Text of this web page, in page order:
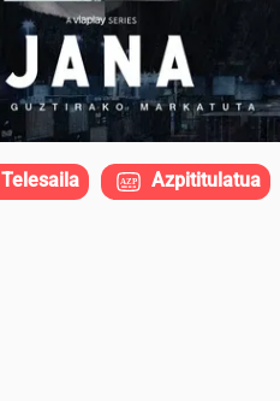
Telesaila Azpititulatua